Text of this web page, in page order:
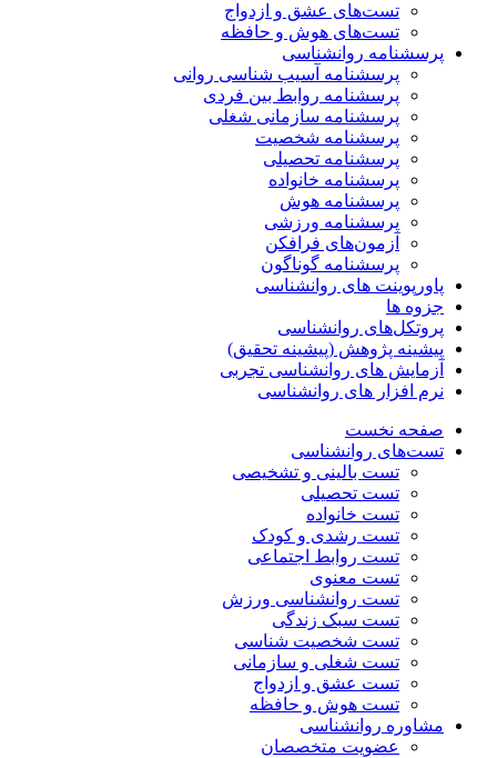
تست‌های عشق و ازدواج
تست‌های هوش و حافظه
پرسشنامه روانشناسی
پرسشنامه آسیب شناسی روانی
پرسشنامه روابط بین فردی
پرسشنامه سازمانی شغلی
پرسشنامه شخصیت
پرسشنامه تحصیلی
پرسشنامه خانواده
پرسشنامه هوش
پرسشنامه ورزشی
آزمون‌های فرافکن
پرسشنامه گوناگون
پاورپوینت های روانشناسی
جزوه ها
پروتکل‌های روانشناسی
پیشینه پژوهش (پیشینه تحقیق)
آزمایش های روانشناسی تجربی
نرم افزار های روانشناسی
صفحه نخست
تست‌های روانشناسی
تست بالینی و تشخیصی
تست تحصیلی
تست خانواده
تست رشدی و کودک
تست روابط اجتماعی
تست معنوی
تست روانشناسی ورزش
تست سبک زندگی
تست شخصیت شناسی
تست شغلی و سازمانی
تست عشق و ازدواج
تست هوش و حافظه
مشاوره روانشناسی
عضویت متخصصان